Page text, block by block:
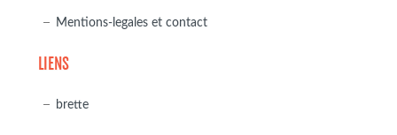
Mentions-legales et contact
LIENS
brette